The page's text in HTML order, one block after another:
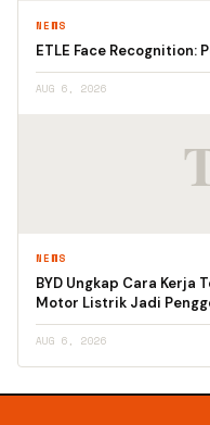
NEWS
ETLE Face Recognition:
AUG 6, 2026
NEWS
BYD Ungkap Cara Kerja
Motor Listrik Jadi
AUG 6, 2026